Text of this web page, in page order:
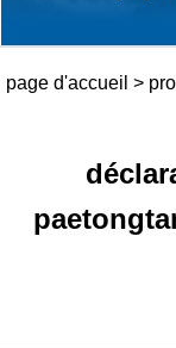
page d'accueil >